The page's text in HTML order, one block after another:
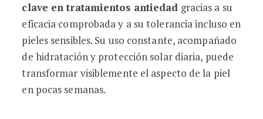
clave en tratamientos antiedad gracias a su
eficacia comprobada y a su tolerancia incluso en
pieles sensibles. Su uso constante, acompañado
de hidratación y protección solar diaria, puede
transformar visiblemente el aspecto de la piel
en pocas semanas.